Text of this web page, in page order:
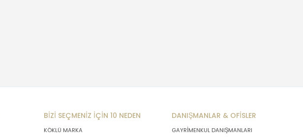
BİZİ SEÇMENİZ İÇİN 10 NEDEN
KÖKLÜ MARKA
DANIŞMANLAR & OFİSLER
GAYRİMENKUL DANIŞMANLARI